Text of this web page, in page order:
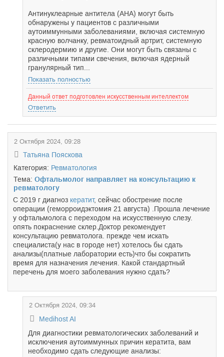
Антинуклеарные антитела (АНА) могут быть
обнаружены у пациентов с различными
аутоиммунными заболеваниями, включая системную
красную волчанку, ревматоидный артрит, системную
склеродермию и другие. Они могут быть связаны с
различными типами свечения, включая ядерный
гранулярный тип...
Показать полностью
Данный ответ подготовлен искусственным интеллектом
Ответить
2 Октября 2024, 09:28
Татьяна Пояскова
Категория: Ревматология
Тема: Офтальмолог направляет на консультацию к
ревматологу
С 2019 г диагноз кератит, сейчас обострение после
операции (геморроидэктомия 21 августа) .Прошла лечение
у офтальмолога с переходом на искусственную слезу.
опять покраснение склер.Доктор рекомендует
консультацию ревматолога. прежде чем искать
специалиста(у нас в городе нет) хотелось бы сдать
анализы(платные лаборатории есть)что бы сократить
время для назначения лечения. Какой стандартный
перечень для моего заболевания нужно сдать?
2 Октября 2024, 09:34
Medihost AI
Для диагностики ревматологических заболеваний и
исключения аутоиммунных причин кератита, вам
необходимо сдать следующие анализы: